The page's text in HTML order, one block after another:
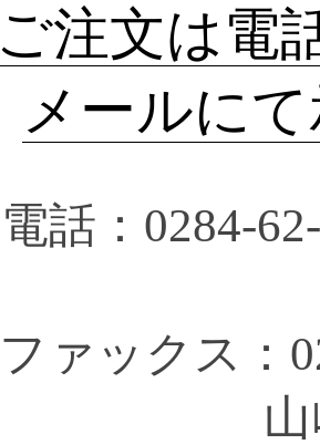
ご注文は電
メールに
電話：0284-
ファックス：